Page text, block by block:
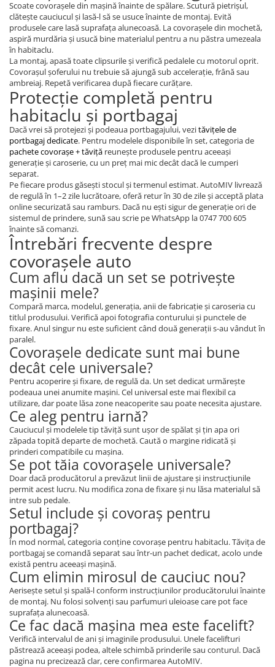
Scoate covorașele din mașină înainte de spălare. Scutură pietrișul,
clătește cauciucul și lasă-l să se usuce înainte de montaj. Evită
produsele care lasă suprafața alunecoasă. La covorașele din mochetă,
aspiră murdăria și usucă bine materialul pentru a nu păstra umezeala
în habitaclu.
La montaj, apasă toate clipsurile și verifică pedalele cu motorul oprit.
Covorașul șoferului nu trebuie să ajungă sub accelerație, frână sau
ambreiaj. Repetă verificarea după fiecare curățare.
Protecție completă pentru
habitaclu și portbagaj
Dacă vrei să protejezi și podeaua portbagajului, vezităvițele de
portbagaj dedicate. Pentru modelele disponibile în set, categoria de
pachete covorașe + tăviță reunește produsele pentru aceeași
generație și caroserie, cu un preț mai mic decât dacă le cumperi
separat.
Pe fiecare produs găsești stocul și termenul estimat. AutoMIV livrează
de regulă în 1–2 zile lucrătoare, oferă retur în 30 de zile și acceptă plata
online securizată sau ramburs. Dacă nu ești sigur de generație ori de
sistemul de prindere, sună sau scrie pe WhatsApp la 0747 700 605
înainte să comanzi.
Întrebări frecvente despre
covorașele auto
Cum aflu dacă un set se potrivește
mașinii mele?
Compară marca, modelul, generația, anii de fabricație și caroseria cu
titlul produsului. Verifică apoi fotografia conturului și punctele de
fixare. Anul singur nu este suficient când două generații s-au vândut în
paralel.
Covorașele dedicate sunt mai bune
decât cele universale?
Pentru acoperire și fixare, de regulă da. Un set dedicat urmărește
podeaua unei anumite mașini. Cel universal este mai flexibil ca
utilizare, dar poate lăsa zone neacoperite sau poate necesita ajustare.
Ce aleg pentru iarnă?
Cauciucul și modelele tip tăviță sunt ușor de spălat și țin apa ori
zăpada topită departe de mochetă. Caută o margine ridicată și
prinderi compatibile cu mașina.
Se pot tăia covorașele universale?
Doar dacă producătorul a prevăzut linii de ajustare și instrucțiunile
permit acest lucru. Nu modifica zona de fixare și nu lăsa materialul să
intre sub pedale.
Setul include și covoraș pentru
portbagaj?
În mod normal, categoria conține covorașe pentru habitaclu. Tăvița de
portbagaj se comandă separat sau într-un pachet dedicat, acolo unde
există pentru aceeași mașină.
Cum elimin mirosul de cauciuc nou?
Aerisește setul și spală-l conform instrucțiunilor producătorului înainte
de montaj. Nu folosi solvenți sau parfumuri uleioase care pot face
suprafața alunecoasă.
Ce fac dacă mașina mea este facelift?
Verifică intervalul de ani și imaginile produsului. Unele facelifturi
păstrează aceeași podea, altele schimbă prinderile sau conturul. Dacă
pagina nu precizează clar, cere confirmarea AutoMIV.